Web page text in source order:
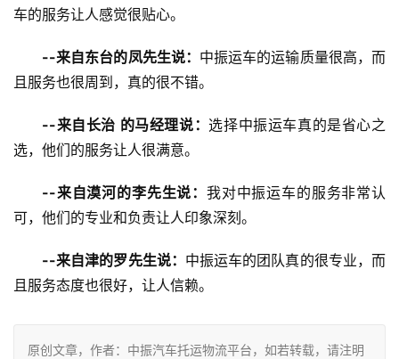
车的服务让人感觉很贴心。
--来自东台的凤先生说： 中振运车的运输质量很高，而
且服务也很周到，真的很不错。
--来自长治 的马经理说：选择中振运车真的是省心之
选，他们的服务让人很满意。
--来自漠河的李先生说： 我对中振运车的服务非常认
可，他们的专业和负责让人印象深刻。
--来自津的罗先生说： 中振运车的团队真的很专业，而
且服务态度也很好，让人信赖。
原创文章，作者：中振汽车托运物流平台，如若转载，请注明